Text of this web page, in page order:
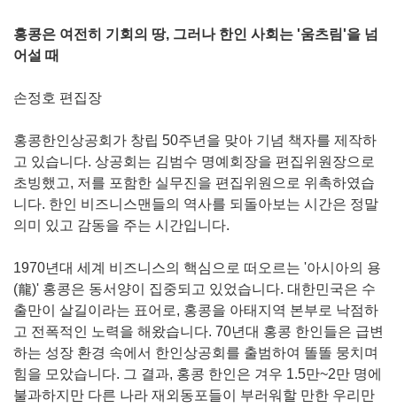
홍콩은 여전히 기회의 땅, 그러나 한인 사회는 '움츠림'을 넘
어설 때
손정호 편집장
홍콩한인상공회가 창립 50주년을 맞아 기념 책자를 제작하
고 있습니다. 상공회는 김범수 명예회장을 편집위원장으로
초빙했고, 저를 포함한 실무진을 편집위원으로 위촉하였습
니다. 한인 비즈니스맨들의 역사를 되돌아보는 시간은 정말
의미 있고 감동을 주는 시간입니다.
1970년대 세계 비즈니스의 핵심으로 떠오르는 '아시아의 용
(龍)' 홍콩은 동서양이 집중되고 있었습니다. 대한민국은 수
출만이 살길이라는 표어로, 홍콩을 아태지역 본부로 낙점하
고 전폭적인 노력을 해왔습니다. 70년대 홍콩 한인들은 급변
하는 성장 환경 속에서 한인상공회를 출범하여 똘똘 뭉치며
힘을 모았습니다. 그 결과, 홍콩 한인은 겨우 1.5만~2만 명에
불과하지만 다른 나라 재외동포들이 부러워할 만한 우리만